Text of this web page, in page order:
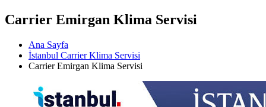
Carrier Emirgan Klima Servisi
Ana Sayfa
İstanbul Carrier Klima Servisi
Carrier Emirgan Klima Servisi